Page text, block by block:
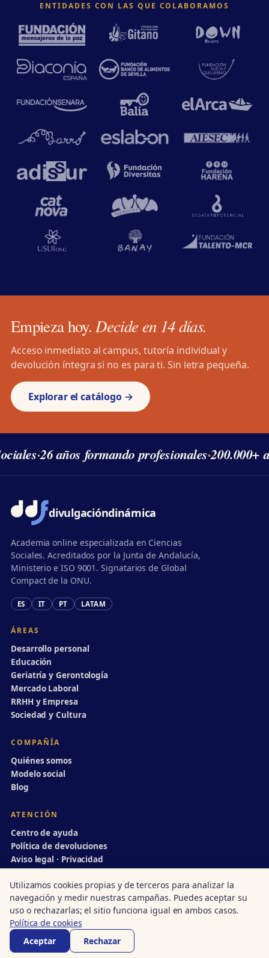
ENTIDADES CON LAS QUE COLABORAMOS
Empieza hoy.Decide en 14 días.
Acceso inmediato al campus, tutoría individual y
devolución íntegra si no es para ti. Sin letra pequeña.
Explorar el catálogo →
·26 años formando profesionales·200.000+
divulgacióndinámica
Academia online especializada en Ciencias
Sociales. Acreditados por la Junta de Andalucía,
Ministerio e ISO 9001. Signatarios de Global
Compact de la ONU.
ES IT PT LATAM
ÁREAS
Desarrollo personal
Educación
Geriatría y Gerontología
Mercado Laboral
RRHH y Empresa
Sociedad y Cultura
COMPAÑÍA
Quiénes somos
Modelo social
Blog
ATENCIÓN
Centro de ayuda
Política de devoluciones
Aviso legal · Privacidad
© 1998–2026 Divulgación Dinámica · Centro autorizado nº 14/00231
Acreditado · Junta de Andalucía·
Utilizamos cookies propias y de terceros para analizar la
navegación y medir nuestras campañas. Puedes aceptar su
uso o rechazarlas; el sitio funciona igual en ambos casos.
Política de cookies
Aceptar
Rechazar